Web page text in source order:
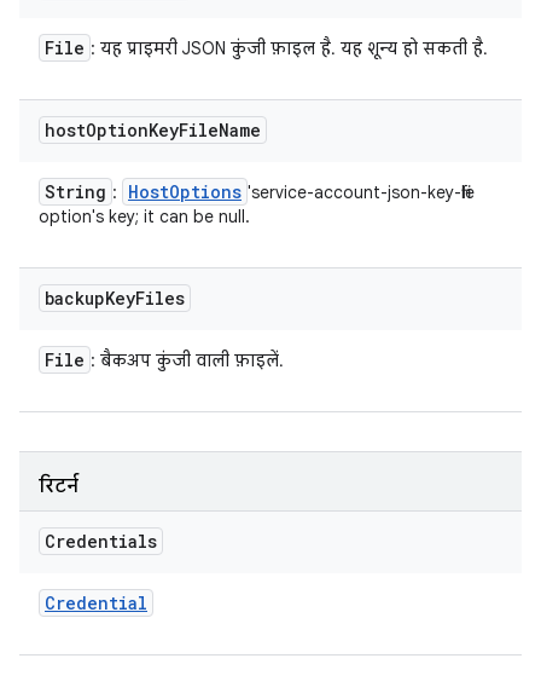
File : यह प्राइमरी JSON कुंजी फ़ाइल है. यह शून्य हो सकती है.
hostOptionKeyFileName
String : HostOptions 'service-account-json-key-file
option's key; it can be null.
backupKeyFiles
File : बैकअप कुंजी वाली फ़ाइलें.
रिटर्न
Credentials
Credential